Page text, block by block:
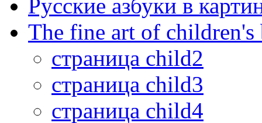
Русские азбуки в
The fine art of
страница child2
страница child3
страница child4